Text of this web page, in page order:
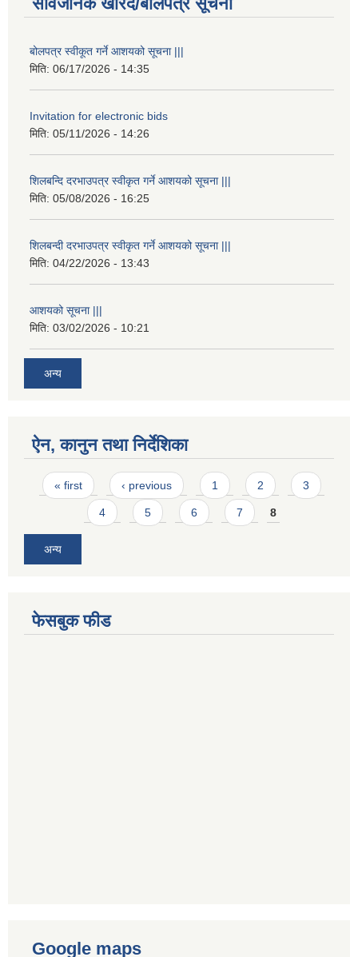
बोलपत्र स्वीकूत गर्ने आशयको सूचना |||
मिति: 06/17/2026 - 14:35
Invitation for electronic bids
मिति: 05/11/2026 - 14:26
शिलबन्दि दरभाउपत्र स्वीकृत गर्ने आशयको सूचना |||
मिति: 05/08/2026 - 16:25
शिलबन्दी दरभाउपत्र स्वीकृत गर्ने आशयको सूचना |||
मिति: 04/22/2026 - 13:43
आशयको सूचना |||
मिति: 03/02/2026 - 10:21
अन्य
ऐन, कानुन तथा निर्देशिका
Pages
« first ‹ previous 1 2 3
4 5 6 7 8
अन्य
फेसबुक फीड
Google maps